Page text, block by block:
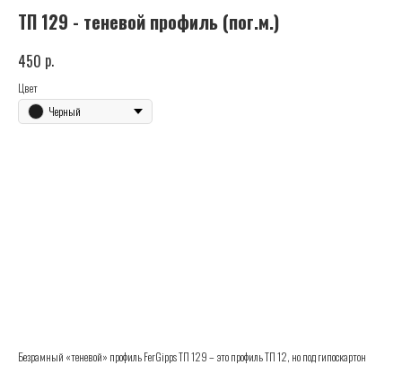
ТП 129 - теневой профиль (пог.м.)
450 р.
Цвет
Черный
Безрамный «теневой» профиль FerGipps ТП 129 – это профиль ТП 12, но под гипоскартон